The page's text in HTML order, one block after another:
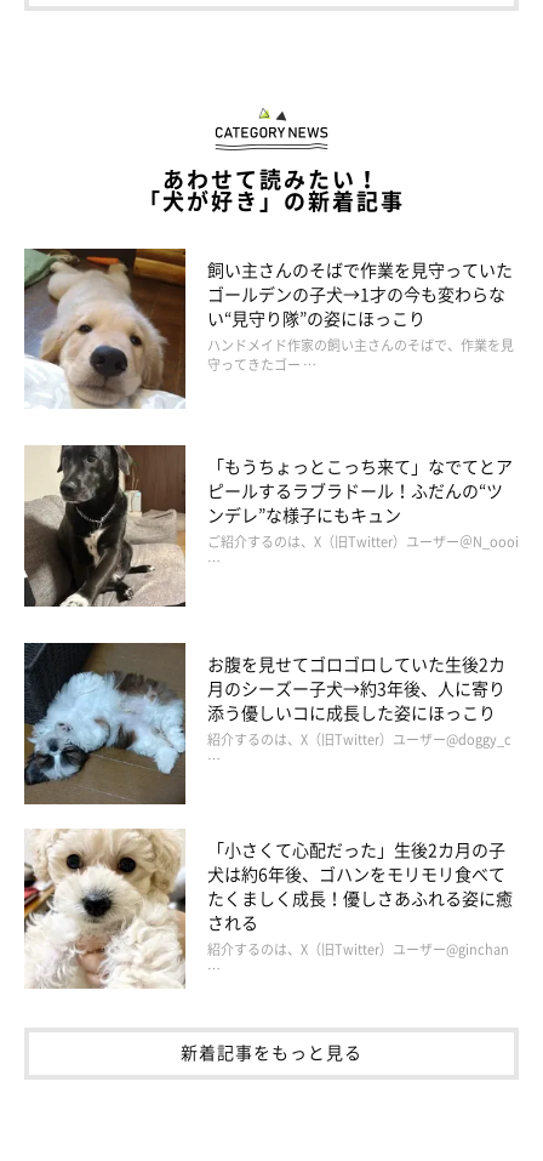
めいちゃんの成長を日々見守ってきた飼い主さん。一緒に過ごし
た7年を振り返ると、「めいちゃんと信頼関係が深まった」と感
じるさまざまな出来事があるのだそう。
飼い主さんは、とくに印象に残っているという次のエピソードを
話しています。
飼い主さん：
「ツンデレなところがあるめいは、普段は名前を呼んでも耳を少
し動かす程度の反応しかしませんが、家族が出かける支度を始め
ると『行かないで』といわんばかりに抱きついてくる
んです。そ
の反応のギャップが私たちにはたまらなく愛おしく、信頼しても
また、めいが無防備に仰向けで寝ているすぐそばを歩いても、ま
ったく気にしないでいる様子を見たときなどにも、私たちを信頼
しているのかなと感じますね」
あわせて読みたい！
「犬が好き」の新着記事
飼い主さんのそばで作業を見守っていた
ゴールデンの子犬→1才の今も変わらな
い“見守り隊”の姿にほっこり
ハンドメイド作家の飼い主さんのそばで、作業を見
守ってきたゴー …
「もうちょっとこっち来て」なでてとア
ピールするラブラドール！ふだんの“ツ
ンデレ”な様子にもキュン
ご紹介するのは、X（旧Twitter）ユーザー＠N_oooi
…
お腹を見せてゴロゴロしていた生後2カ
月のシーズー子犬→約3年後、人に寄り
添う優しいコに成長した姿にほっこり
紹介するのは、X（旧Twitter）ユーザー@doggy_c
…
「小さくて心配だった」生後2カ月の子
犬は約6年後、ゴハンをモリモリ食べて
たくましく成長！優しさあふれる姿に癒
される
紹介するのは、X（旧Twitter）ユーザー@ginchan
…
新着記事をもっと見る